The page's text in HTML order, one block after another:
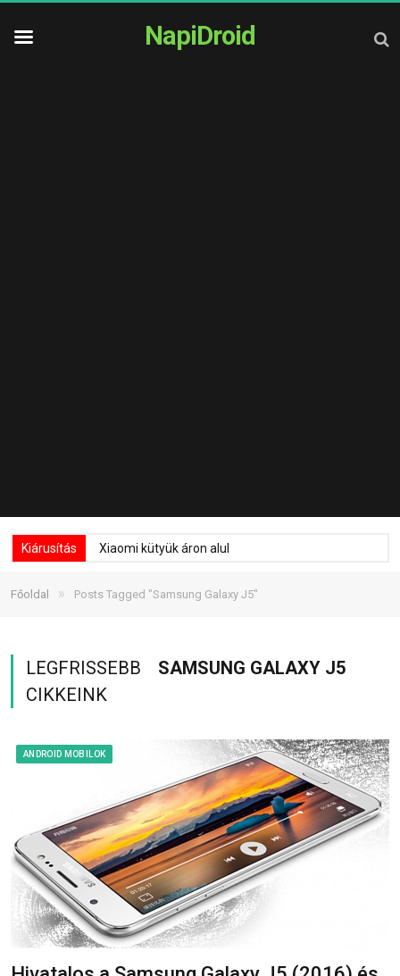
NapiDroid
Kiárusítás Xiaomi kütyük áron alul
Főoldal » Posts Tagged "Samsung Galaxy J5"
LEGFRISSEBB
SAMSUNG GALAXY J5
CIKKEINK
ANDROID MOBILOK